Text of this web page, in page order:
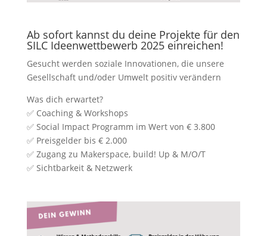
Ab sofort kannst du deine Projekte für den
SILC Ideenwettbewerb 2025 einreichen!
Gesucht werden soziale Innovationen, die unsere
Gesellschaft und/oder Umwelt positiv verändern
Was dich erwartet?
✅ Coaching & Workshops
✅ Social Impact Programm im Wert von € 3.800
✅ Preisgelder bis € 2.000
✅ Zugang zu Makerspace, build! Up & M/O/T
✅ Sichtbarkeit & Netzwerk